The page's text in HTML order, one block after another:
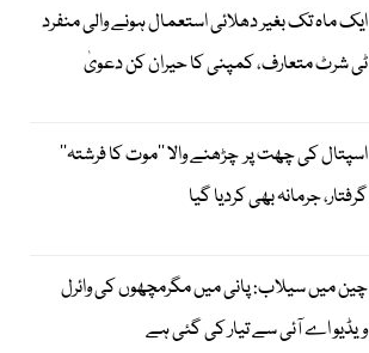
ایک ماہ تک بغیر دھلائی استعمال ہونے والی منفرد
ٹی شرٹ متعارف، کمپنی کا حیران کن دعویٰ
اسپتال کی چھت پر چڑھنے والا ’’موت کا فرشتہ‘‘
گرفتار، جرمانہ بھی کردیا گیا
چین میں سیلاب: پانی میں مگرمچھوں کی وائرل
ویڈیو اے آئی سے تیار کی گئی ہے